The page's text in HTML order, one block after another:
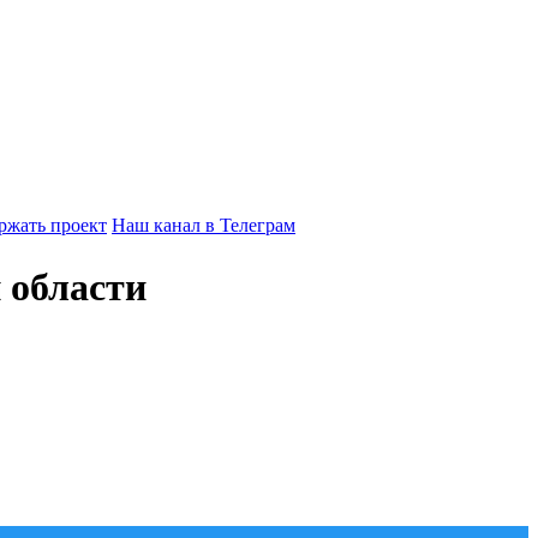
проект Наш канал в Телеграм